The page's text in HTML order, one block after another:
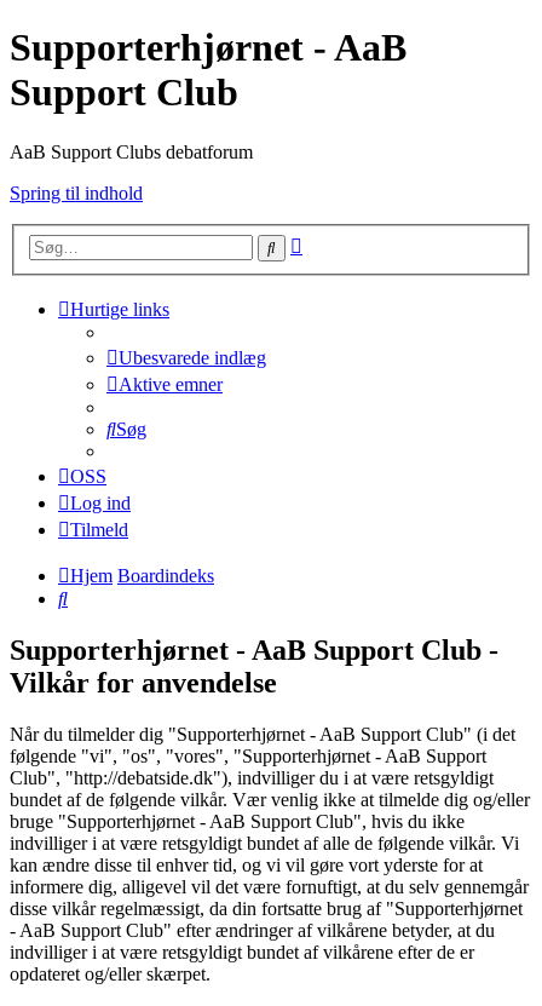
Supporterhjørnet - AaB
Support Club
AaB Support Clubs debatforum
Spring til indhold
Søg
Hurtige links
Ubesvarede indlæg
Aktive emner
Søg
OSS
Log ind
Tilmeld
Hjem Boardindeks
Søg
Supporterhjørnet - AaB Support Club -
Vilkår for anvendelse
Når du tilmelder dig "Supporterhjørnet - AaB Support Club" (i det
følgende "vi", "os", "vores", "Supporterhjørnet - AaB Support
Club", "http://debatside.dk"), indvilliger du i at være retsgyldigt
bundet af de følgende vilkår. Vær venlig ikke at tilmelde dig og/eller
bruge "Supporterhjørnet - AaB Support Club", hvis du ikke
indvilliger i at være retsgyldigt bundet af alle de følgende vilkår. Vi
kan ændre disse til enhver tid, og vi vil gøre vort yderste for at
informere dig, alligevel vil det være fornuftigt, at du selv gennemgår
disse vilkår regelmæssigt, da din fortsatte brug af "Supporterhjørnet
- AaB Support Club" efter ændringer af vilkårene betyder, at du
indvilliger i at være retsgyldigt bundet af vilkårene efter de er
opdateret og/eller skærpet.